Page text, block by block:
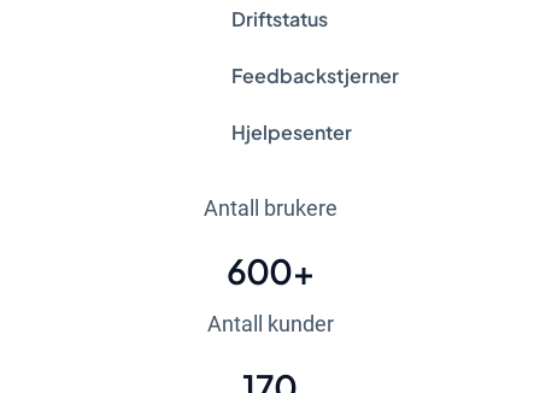
Driftstatus
Feedbackstjerner
Hjelpesenter
277 400 +
Antall brukere
600+
Antall kunder